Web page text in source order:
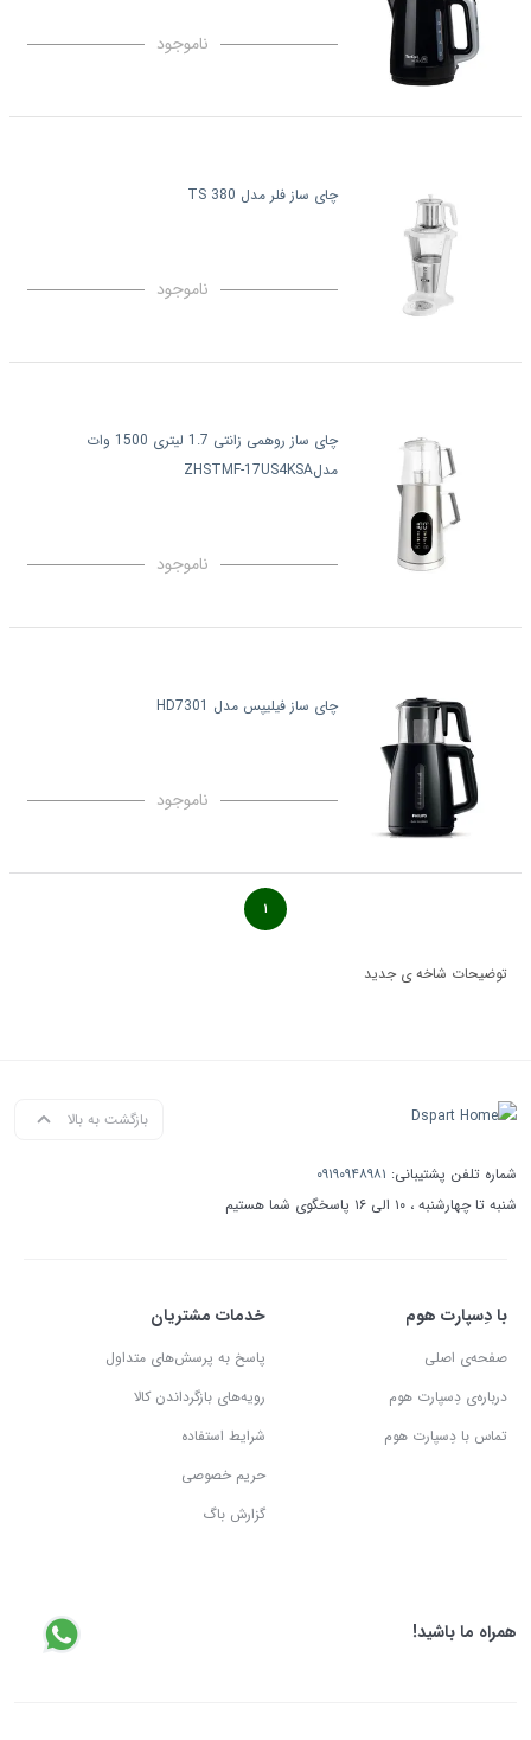
ناموجود
چای ساز فلر مدل TS 380
ناموجود
چای ساز روهمی زانتی 1.7 لیتری 1500 وات
مدلZHSTMF-17US4KSA
ناموجود
چای ساز فیلیپس مدل HD7301
ناموجود
۱
توضیحات شاخه ی جدید
بازگشت به بالا
شماره تلفن پشتیبانی: ۰۹۱۹۰۹۴۸۹۸۱
شنبه تا چهارشنبه ، ۱۰ الی ۱۶ پاسخگوی شما هستیم
با دِسپارت هوم
صفحه‌ی اصلی
درباره‌ی دِسپارت هوم
تماس با دِسپارت هوم
خدمات مشتریان
پاسخ به پرسش‌های متداول
رویه‌های بازگرداندن کالا
شرایط استفاده
حریم خصوصی
گزارش باگ
همراه ما باشید!